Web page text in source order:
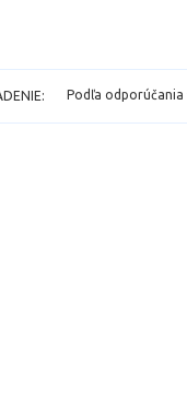
Podľa odporúčania